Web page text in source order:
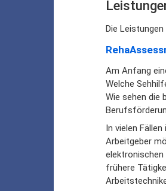
Die
Am Anfang
Welche
Wie sehen die
In vielen
Arbeitgeber
elektronischen
frühere